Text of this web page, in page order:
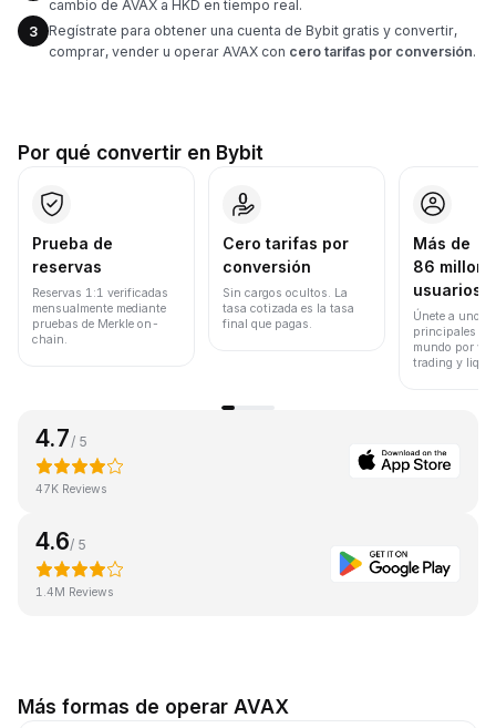
cambio de AVAX a HKD en tiempo real.
3
Regístrate para obtener una cuenta de Bybit gratis y convertir,
comprar, vender u operar AVAX con cero tarifas por conversión.
Por qué convertir en Bybit
Prueba de
reservas
Reservas 1:1 verificadas
mensualmente mediante
pruebas de Merkle on-
chain.
Cero tarifas por
conversión
Sin cargos ocultos. La
tasa cotizada es la tasa
final que pagas.
Más de
86
usuarios
Únete a uno
principales
mundo por
trading y
4.7 / 5
47K Reviews
4.6/ 5
1.4M Reviews
Más formas de operar AVAX